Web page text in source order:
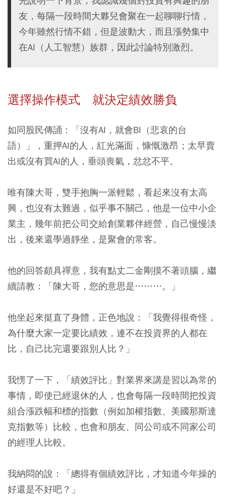
友，每隔一段時間大夥兒會聚在一起聊聊行情，
今年雖然行情不錯，但是波動大，而且漲勢集中
在AI（人工智慧）族群，因此討論特別激烈。
選擇操作模式 就決定績效勝負
如同股民傳誦：「沒有AI，就會BI（悲哀的台
語）」，重押AI的人，紅光滿面，慷慨激昂；太早賣
出或沒有買AI的人，垂頭喪氣，忿忿不平。
唯有陳大哥，雙手抱胸一派輕鬆，看起來沒有太高
興，也沒有太難過，似乎事不關己，他是一位中小企
業主，幾年前把公司交給創業夥伴經營，自己慢慢淡
出，後來還學過靜坐，是聚會的常客。
他的回答頗具禪意，我有點丈二金剛摸不著頭腦，繼
續請教：「陳大哥，您的意思是………。」
他坐起來挺直了身體，正色地說：「我覺得很奇怪，
為什麼大家一定要比績效，連不在投資界的人都在
比，自己比完還要跟別人比？」
我愣了一下，「績效評比」對業界來講是習以為常的
事情，即使已經退休的人，也會每隔一段時間把投資
組合漲跌幅和標的指數（例如加權指數、美國那斯達
克指數等）比較，也會和朋友、同公司或不同家公司
的經理人比較。
我納悶的說：「總得有個績效評比，才知道今年操的
好還是不好吧？」